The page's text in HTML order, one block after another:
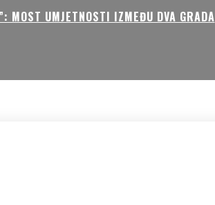
MOST UMJETNOSTI IZMEĐU DVA GRADA